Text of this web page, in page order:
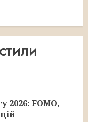
2026: FOMO,